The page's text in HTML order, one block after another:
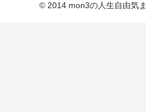
© 2014 mon3の人生自由気